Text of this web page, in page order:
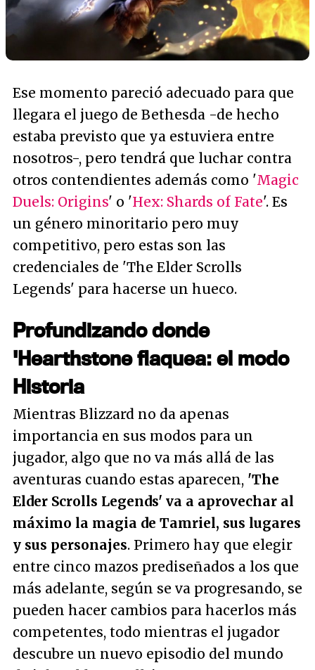
Ese momento pareció adecuado para que
llegara el juego de Bethesda -de hecho
estaba previsto que ya estuviera entre
nosotros-, pero tendrá que luchar contra
otros contendientes además como 'Magic
Duels: Origins' o 'Hex: Shards of Fate'. Es
un género minoritario pero muy
competitivo, pero estas son las
credenciales de 'The Elder Scrolls
Legends' para hacerse un hueco.
Profundizando donde
'Hearthstone flaquea: el modo
Historia
Mientras Blizzard no da apenas
importancia en sus modos para un
jugador, algo que no va más allá de las
aventuras cuando estas aparecen, 'The
Elder Scrolls Legends' va a aprovechar al
máximo la magia de Tamriel, sus lugares
y sus personajes. Primero hay que elegir
entre cinco mazos prediseñados a los que
más adelante, según se va progresando, se
pueden hacer cambios para hacerlos más
competentes, todo mientras el jugador
descubre un nuevo episodio del mundo